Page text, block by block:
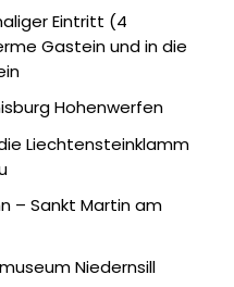
Eintritt (4
Gastein und in die
Hohenwerfen
Liechtensteinklamm
– Sankt Martin am
Niedernsill